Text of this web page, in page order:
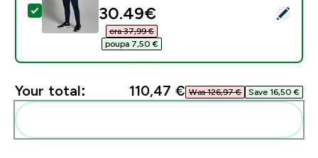
Select this product - Calças de treino para homem
discounted price
30.49€‎
era 37,99 €‎
poupa 7,50 €‎
Your total: 110,47 €‎ Was 126,97 €‎ Save 16,50 €‎